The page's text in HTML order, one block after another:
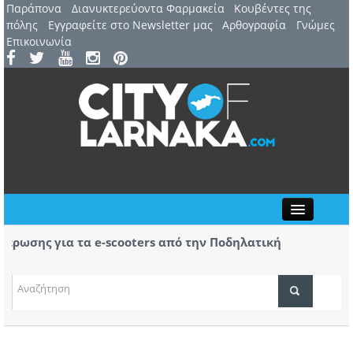
Παράπονα Διανυκτερεύοντα Φαρμακεία
Kουβέντες της
πόλης
Εγγραφείτε στο Newsletter μας Αρθογραφία
Γνώμες
Επικοινωνία
ΤΟΠΙΚΑ ΝΕΑ
για τα e-scooters από την Ποδηλατική